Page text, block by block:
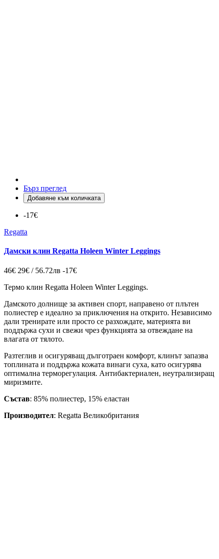
Бърз преглед
Добавяне към количката
-17€
Regatta
Дамски клин Regatta Holeen Winter Leggings
46€ 29€ / 56.72лв -17€
Термо клин Regatta Holeen Winter Leggings.
Дамското долнище за активен спорт, направено от плътен
полиестер е идеално за приключения на открито. Независимо
дали тренирате или просто се разхождате, материята ви
поддържа сухи и свежи чрез функцията за отвеждане на
влагата от тялото.
Разтеглив и осигуряващ дълготраен комфорт, клинът запазва
топлината и поддържа кожата винаги суха, като осигурява
оптимална терморегулация. Антибактериален, неутрализиращ
миризмите.
Състав: 85% полиестер, 15% еластан
Производител: Regatta Великобритания